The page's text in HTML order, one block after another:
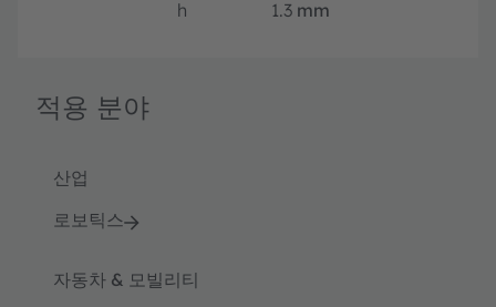
h
1.3 mm
적용 분야
산업
로보틱스
자동차 & 모빌리티